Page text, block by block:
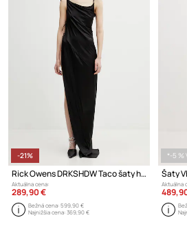
-21%
Rick Owens DRKSHDW Taco šaty hladké
Aktuálna cena:
289,90 €
Bežná cena:599,90 €
Najnižšia cena:369,90 €
*-5 %
Šaty
Aktuálna